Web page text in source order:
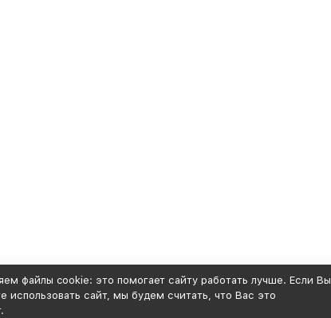
файлы cookie: это помогает сайту работать лучше. Если Вы
использовать сайт, мы будем считать, что Вас это